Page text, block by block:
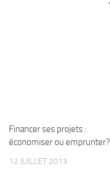
Financer ses projets :
économiser ou emprunter?
12 JUILLET 2013